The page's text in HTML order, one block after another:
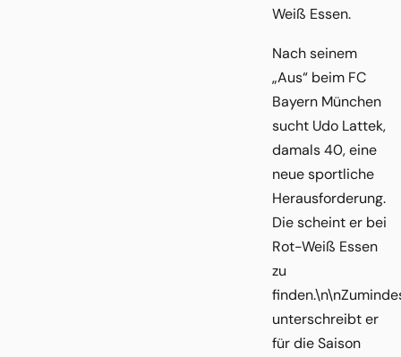
Weiß Essen.
Nach seinem
„Aus“ beim FC
Bayern München
sucht Udo Lattek,
damals 40, eine
neue sportliche
Herausforderung.
Die scheint er bei
Rot-Weiß Essen
zu
unterschreibt er
für die Saison